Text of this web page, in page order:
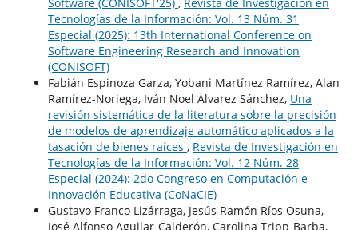
Tecnologías de la Información: Vol. 13 Núm. 31
Especial (2025): 13th International Conference on
Software Engineering Research and Innovation
(CONISOFT)
Fabián Espinoza Garza, Yobani Martínez Ramírez, Alan
Ramírez-Noriega, Iván Noel Álvarez Sánchez, Una
revisión sistemática de la literatura sobre la precisión
de modelos de aprendizaje automático aplicados a la
tasación de bienes raíces , Revista de Investigación en
Tecnologías de la Información: Vol. 12 Núm. 28
Especial (2024): 2do Congreso en Computación e
Innovación Educativa (CoNaCIE)
Gustavo Franco Lizárraga, Jesús Ramón Ríos Osuna,
José Alfonso Aguilar-Calderón, Carolina Tripp-Barba,